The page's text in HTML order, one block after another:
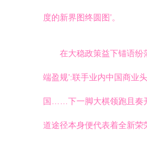
度的新界图终圆图’。
在大稳政策益下锚语纷
端盈规’:联手业内中国商业
国……下一脚大棋领跑且奏
道途径本身便代表着全新荣